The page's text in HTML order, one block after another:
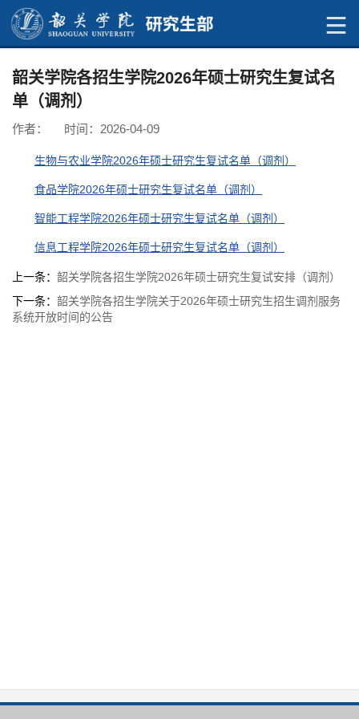
韶关学院各招生学院2026年硕士研究生复试名
单（调剂）
作者： 时间：2026-04-09
生物与农业学院2026年硕士研究生复试名单（调剂）
食品学院2026年硕士研究生复试名单（调剂）
智能工程学院2026年硕士研究生复试名单（调剂）
信息工程学院2026年硕士研究生复试名单（调剂）
上一条： 韶关学院各招生学院2026年硕士研究生复试安排（调剂）
下一条： 韶关学院各招生学院关于2026年硕士研究生招生调剂服务
系统开放时间的公告